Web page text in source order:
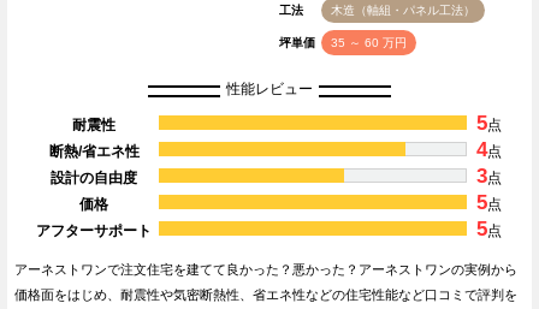
工法 木造（軸組・パネル工法）
坪単価 35 ～ 60 万円
性能レビュー
耐震性 5点
断熱/省エネ性
4点
設計の自由度
3点
価格
5点
アフターサポート
5点
アーネストワンで注文住宅を建てて良かった？悪かった？アーネストワンの実例から
価格面をはじめ、耐震性や気密断熱性、省エネ性などの住宅性能など口コミで評判を